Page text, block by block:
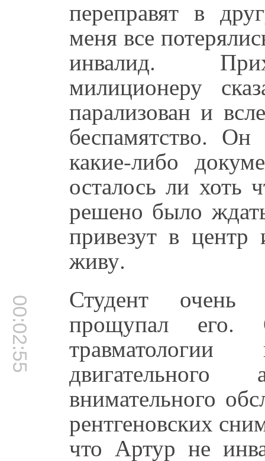
переправят в
меня все
инвалид.
милиционеру
парализован и
беспамятство.
какие-либо
осталось ли хоть
решено было
привезут в
живу.
00:02:55 Студент очень
прощупал его.
внимательного
рентгеновских
что Артур не